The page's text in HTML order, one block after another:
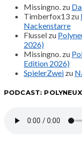
Missingno. zu
Timberfox13 zu
Nackenstarre
Flussel zu
2026)
Missingno. zu
Edition 2026)
SpielerZwei zu
PODCAST: